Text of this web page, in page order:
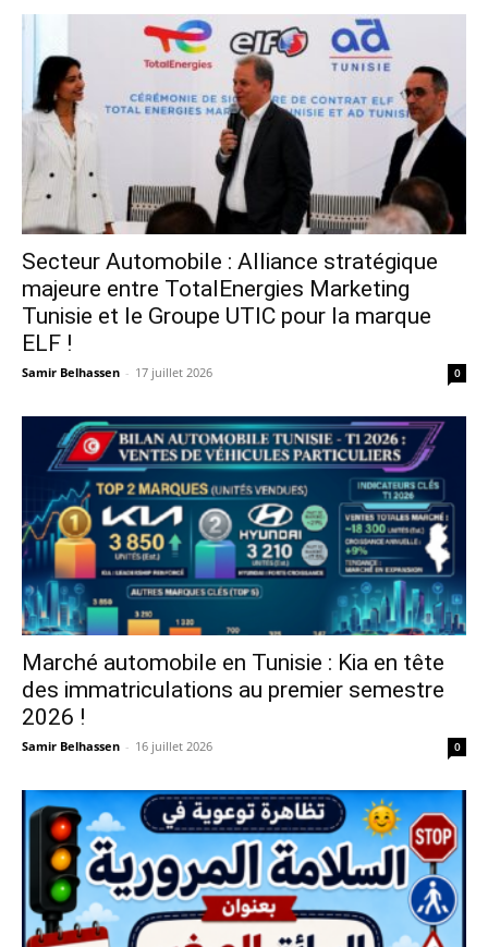
Secteur Automobile : Alliance stratégique
majeure entre TotalEnergies Marketing
Tunisie et le Groupe UTIC pour la marque
ELF !
Samir Belhassen - 17 juillet 2026 0
Marché automobile en Tunisie : Kia en tête
des immatriculations au premier semestre
2026 !
Samir Belhassen - 16 juillet 2026 0